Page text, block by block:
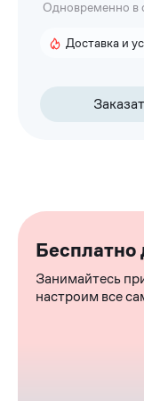
Одновременно в
Доставка и
Бесплатно
Занимайтесь
настроим все